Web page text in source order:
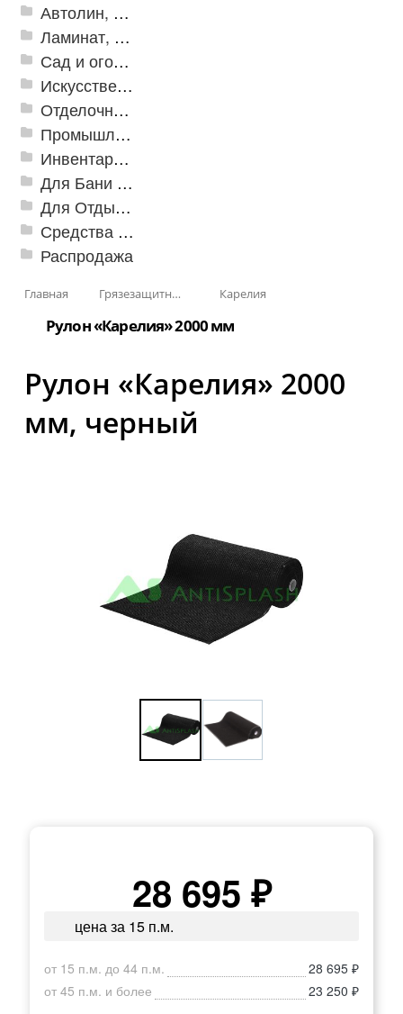
Автолин, Транслин, Линолеум
Ламинат, Кварцвиниловая плитка SPC
Сад и огород
Искусственная трава
Отделочные профили
Промышленный текстиль
Инвентарь для клининга
Для Бани и Сауны
Для Отдыха и Пикника
Средства от насекомых и садовых вредителей
Распродажа
Главная Грязезащитные, влаговпитывающие покрытия Карелия
Рулон «Карелия» 2000 мм
Рулон «Карелия» 2000
мм, черный
28 695 ₽
цена за 15 п.м.
от 15 п.м. до 44 п.м.
28 695 ₽
от 45 п.м. и более
23 250 ₽